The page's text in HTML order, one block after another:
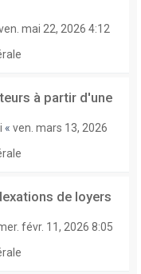
mai 22, 2026 4:12
à partir d'une
« ven. mars 13, 2026
de loyers
févr. 11, 2026 8:05